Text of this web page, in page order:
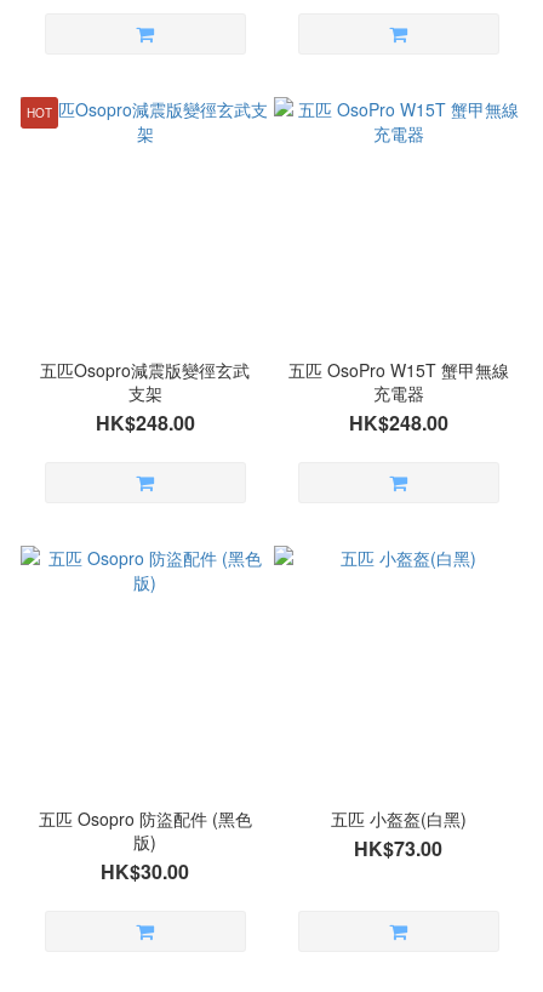
HOT
五匹Osopro減震版變徑玄武
支架
HK$248.00
五匹 OsoPro W15T 蟹甲無線
充電器
HK$248.00
五匹 Osopro 防盜配件 (黑色
版)
HK$30.00
五匹 小盔盔(白黑)
HK$73.00